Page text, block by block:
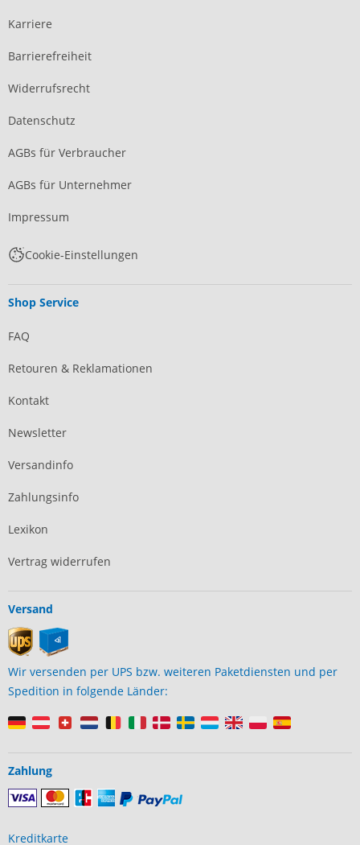
Karriere
Barrierefreiheit
Widerrufsrecht
Datenschutz
AGBs für Verbraucher
AGBs für Unternehmer
Impressum
Cookie-Einstellungen
Shop Service
FAQ
Retouren & Reklamationen
Kontakt
Newsletter
Versandinfo
Zahlungsinfo
Lexikon
Vertrag widerrufen
Versand
Wir versenden per UPS bzw. weiteren Paketdiensten und per
Spedition in folgende Länder:
Zahlung
Kreditkarte